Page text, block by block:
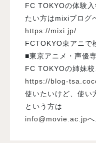
FC TOKYOの体験
たい方はmixiブログ
https://mixi.jp/
FCTOKYO東アニで
■東京アニメ・声優
FC TOKYOの姉妹校
https://blog-
使いたいけど、使い
という方は
info@movie.ac.jpへ